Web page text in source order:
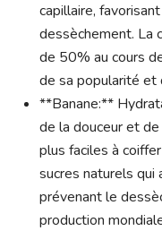
capillaire,
dessèchement. La
de 50% au cours
de sa popularité et
**Banane:**
de la douceur et
plus faciles à
sucres naturels qui
prévenant le
production